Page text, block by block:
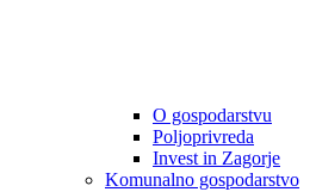
O gospodarstvu
Poljoprivreda
Invest in Zagorje
Komunalno gospodarstvo